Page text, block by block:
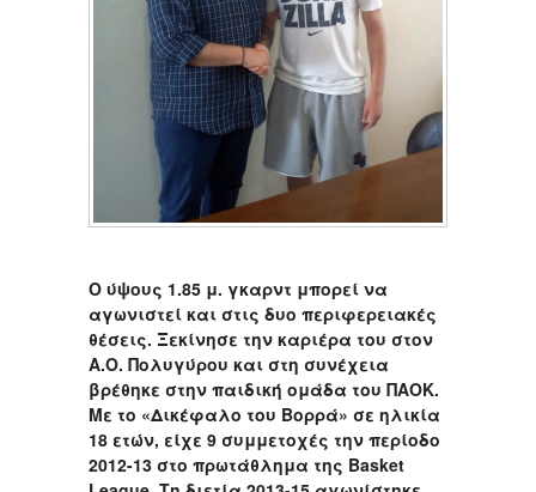
Ο ύψους 1.85 μ. γκαρντ μπορεί να
αγωνιστεί και στις δυο περιφερειακές
θέσεις. Ξεκίνησε την καριέρα του στον
Α.Ο. Πολυγύρου και στη συνέχεια
βρέθηκε στην παιδική ομάδα του ΠΑΟΚ.
Με το «Δικέφαλο του Βορρά» σε ηλικία
18 ετών, είχε 9 συμμετοχές την περίοδο
2012-13 στο πρωτάθλημα της Basket